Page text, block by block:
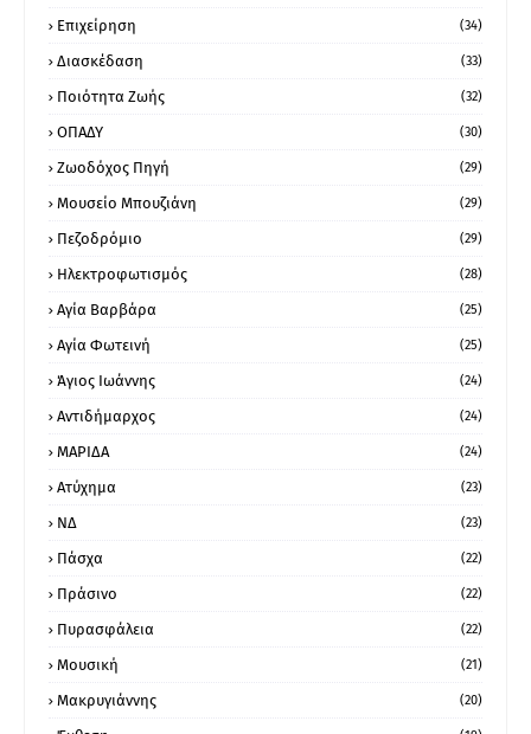
Επιχείρηση (34)
Διασκέδαση (33)
Ποιότητα Ζωής (32)
ΟΠΑΔΥ (30)
Ζωοδόχος Πηγή (29)
Μουσείο Μπουζιάνη (29)
Πεζοδρόμιο (29)
Ηλεκτροφωτισμός (28)
Αγία Βαρβάρα (25)
Αγία Φωτεινή (25)
Άγιος Ιωάννης (24)
Αντιδήμαρχος (24)
ΜΑΡΙΔΑ (24)
Ατύχημα (23)
ΝΔ (23)
Πάσχα (22)
Πράσινο (22)
Πυρασφάλεια (22)
Μουσική (21)
Μακρυγιάννης (20)